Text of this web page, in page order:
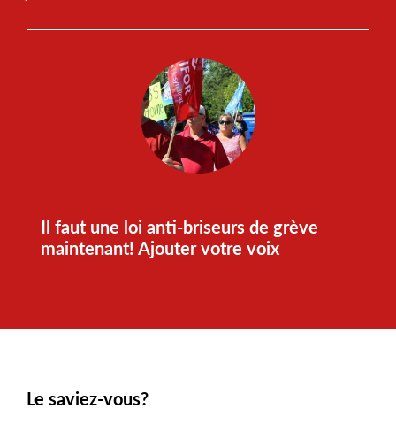
Il faut une loi anti-briseurs de grève
maintenant! Ajouter votre voix
Le saviez-vous?